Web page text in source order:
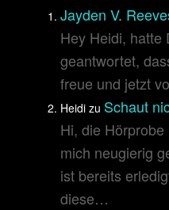
Jayden V.
Hey Heidi, hatte
geantwortet,
freue und jetzt
Heidi zu Schaut
Hi, die
mich neugierig
ist bereits
diese…